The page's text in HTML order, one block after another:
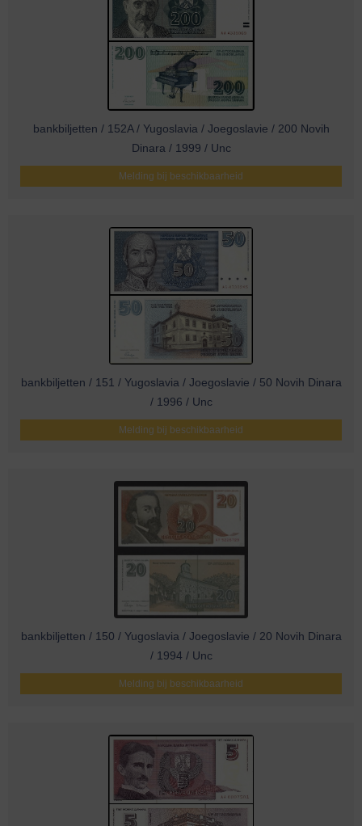
bankbiljetten / 152A / Yugoslavia / Joegoslavie / 200 Novih
Dinara / 1999 / Unc
Melding bij beschikbaarheid
bankbiljetten / 151 / Yugoslavia / Joegoslavie / 50 Novih Dinara
/ 1996 / Unc
Melding bij beschikbaarheid
bankbiljetten / 150 / Yugoslavia / Joegoslavie / 20 Novih Dinara
/ 1994 / Unc
Melding bij beschikbaarheid